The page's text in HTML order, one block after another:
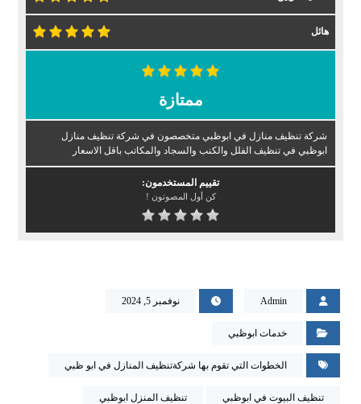
هائل
ممتازة
شركة تنظيف منازل في ابوظبي متخصصون في شركة تنظيف منازل
ابوظبي في تنظيف الفلل والكنب والسجاد والمكاتب باقل الاسعار
تقييم المستخدمون:
كن أول المصوتون !
Admin نوفمبر 5, 2024
خدمات ابوظبي
الخطوات التي تقوم بها شركةتنظيف المنازل في ابو ظبي
تنظيف البيوت في ابوظبي تنظيف المنزل ابوظبي